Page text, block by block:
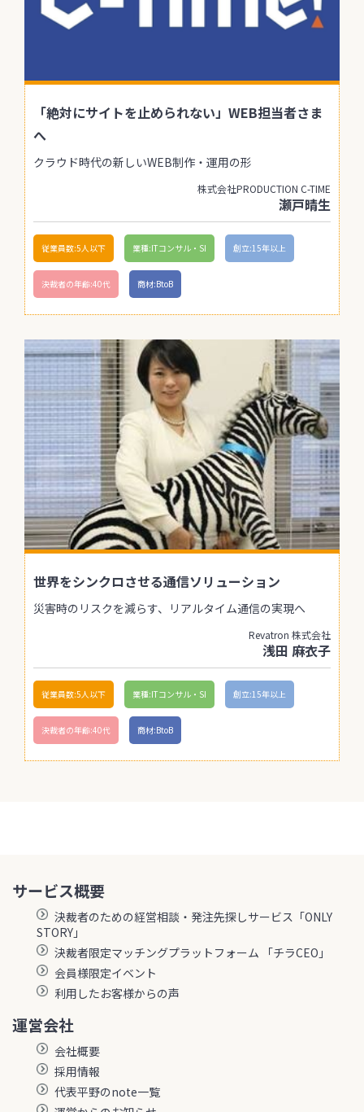
「絶対にサイトを止められない」WEB担当者さま
へ
クラウド時代の新しいWEB制作・運用の形
株式会社PRODUCTION C-TIME
瀬戸晴生
従業員数:5人以下 業種:ITコンサル・SI 創立:15年以上
決裁者の年齢:40代 商材:BtoB
世界をシンクロさせる通信ソリューション
災害時のリスクを減らす、リアルタイム通信の実現へ
Revatron 株式会社
浅田 麻衣子
従業員数:5人以下 業種:ITコンサル・SI 創立:15年以上
決裁者の年齢:40代 商材:BtoB
サービス概要
決裁者のための経営相談・発注先探しサービス「ONLY
STORY」
決裁者限定マッチングプラットフォーム 「チラCEO」
会員様限定イベント
利用したお客様からの声
運営会社
会社概要
採用情報
代表平野のnote一覧